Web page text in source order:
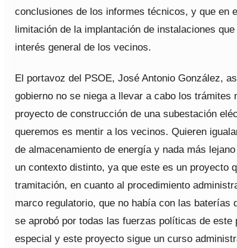
conclusiones de los informes técnicos, y que en
limitación de la implantación de instalaciones
interés general de los vecinos.
El portavoz del PSOE, José Antonio González,
gobierno no se niega a llevar a cabo los trámites
proyecto de construcción de una subestación
queremos es mentir a los vecinos. Quieren
de almacenamiento de energía y nada más
un contexto distinto, ya que este es un proyecto
tramitación, en cuanto al procedimiento
marco regulatorio, que no había con las baterías
se aprobó por todas las fuerzas políticas de este
especial y este proyecto sigue un curso